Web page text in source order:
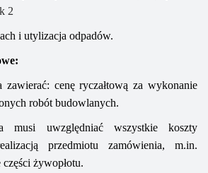
2
i utylizacja odpadów.
zawierać: cenę ryczałtową za wykonanie
ych robót budowlanych.
musi uwzględniać wszystkie koszty
przedmiotu zamówienia, m.in.
żywopłotu.